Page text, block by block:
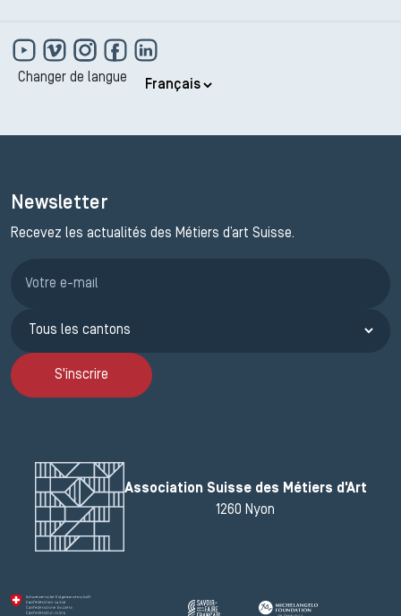
Changer de langue
Newsletter
Recevez les actualités des Métiers d’art Suisse.
S'inscrire
Association Suisse des Métiers d'Art
1260 Nyon